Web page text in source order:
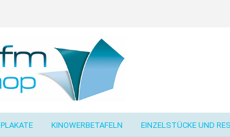
PLAKATE KINOWERBETAFELN EINZELSTÜCKE UND